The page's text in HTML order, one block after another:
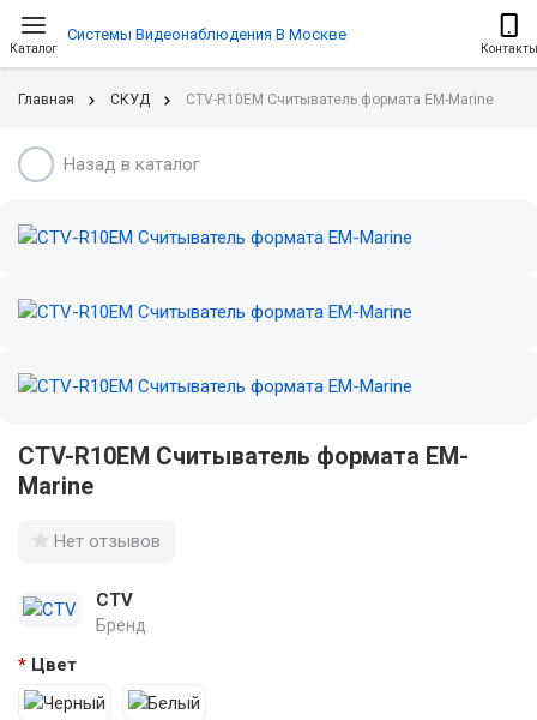
Каталог
Системы Видеонаблюдения В Москве
Контакты
Главная СКУД CTV-R10EM Cчитыватель формата EM-Marine
Назад в каталог
CTV-R10EM Cчитыватель формата EM-
Marine
Нет отзывов
CTV
Бренд
Цвет